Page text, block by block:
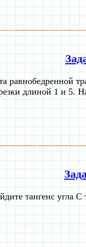
равнобедренной
длиной 1 и 5.
тангенс угла